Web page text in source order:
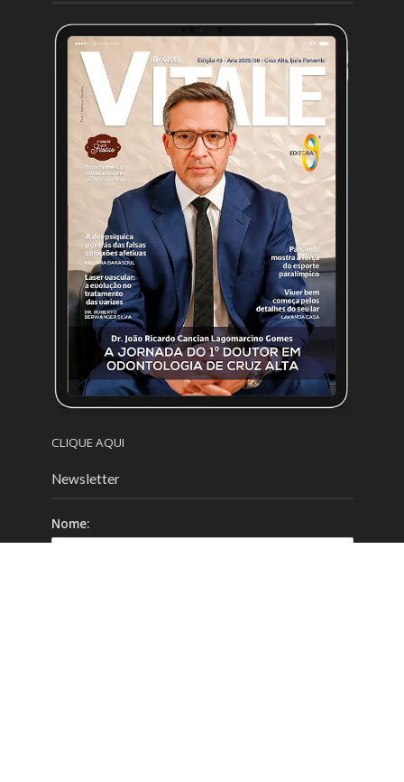
CLIQUE AQUI
Newsletter
Nome: